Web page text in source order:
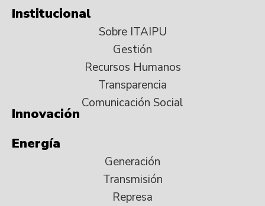
Institucional
Sobre ITAIPU
Gestión
Recursos Humanos
Transparencia
Comunicación Social
Innovación
Energía
Generación
Transmisión
Represa